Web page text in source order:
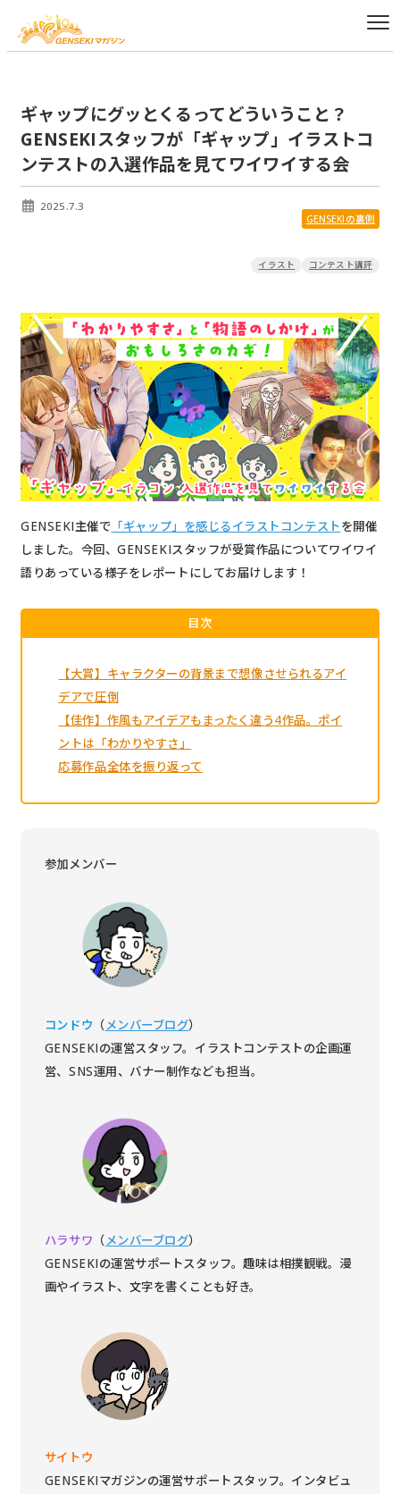
ギャップにグッとくるってどういうこと？
GENSEKIスタッフが「ギャップ」イラストコ
ンテストの入選作品を見てワイワイする会
2025.7.3
GENSEKIの裏側
イラスト コンテスト講評
GENSEKI主催で 「ギャップ」を感じるイラストコンテストを開催
しました。今回、GENSEKIスタッフが受賞作品についてワイワイ
語りあっている様子をレポートにしてお届けします！
目次
【大賞】キャラクターの背景まで想像させられるアイ
デアで圧倒
【佳作】作風もアイデアもまったく違う4作品。ポイ
ントは「わかりやすさ」
応募作品全体を振り返って
参加メンバー
コンドウ （メンバーブログ）
GENSEKIの運営スタッフ。イラストコンテストの企画運
営、SNS運用、バナー制作なども担当。
ハラサワ （メンバーブログ）
GENSEKIの運営サポートスタッフ。趣味は相撲観戦。漫
画やイラスト、文字を書くことも好き。
サイトウ
GENSEKIマガジンの運営サポートスタッフ。インタビュ